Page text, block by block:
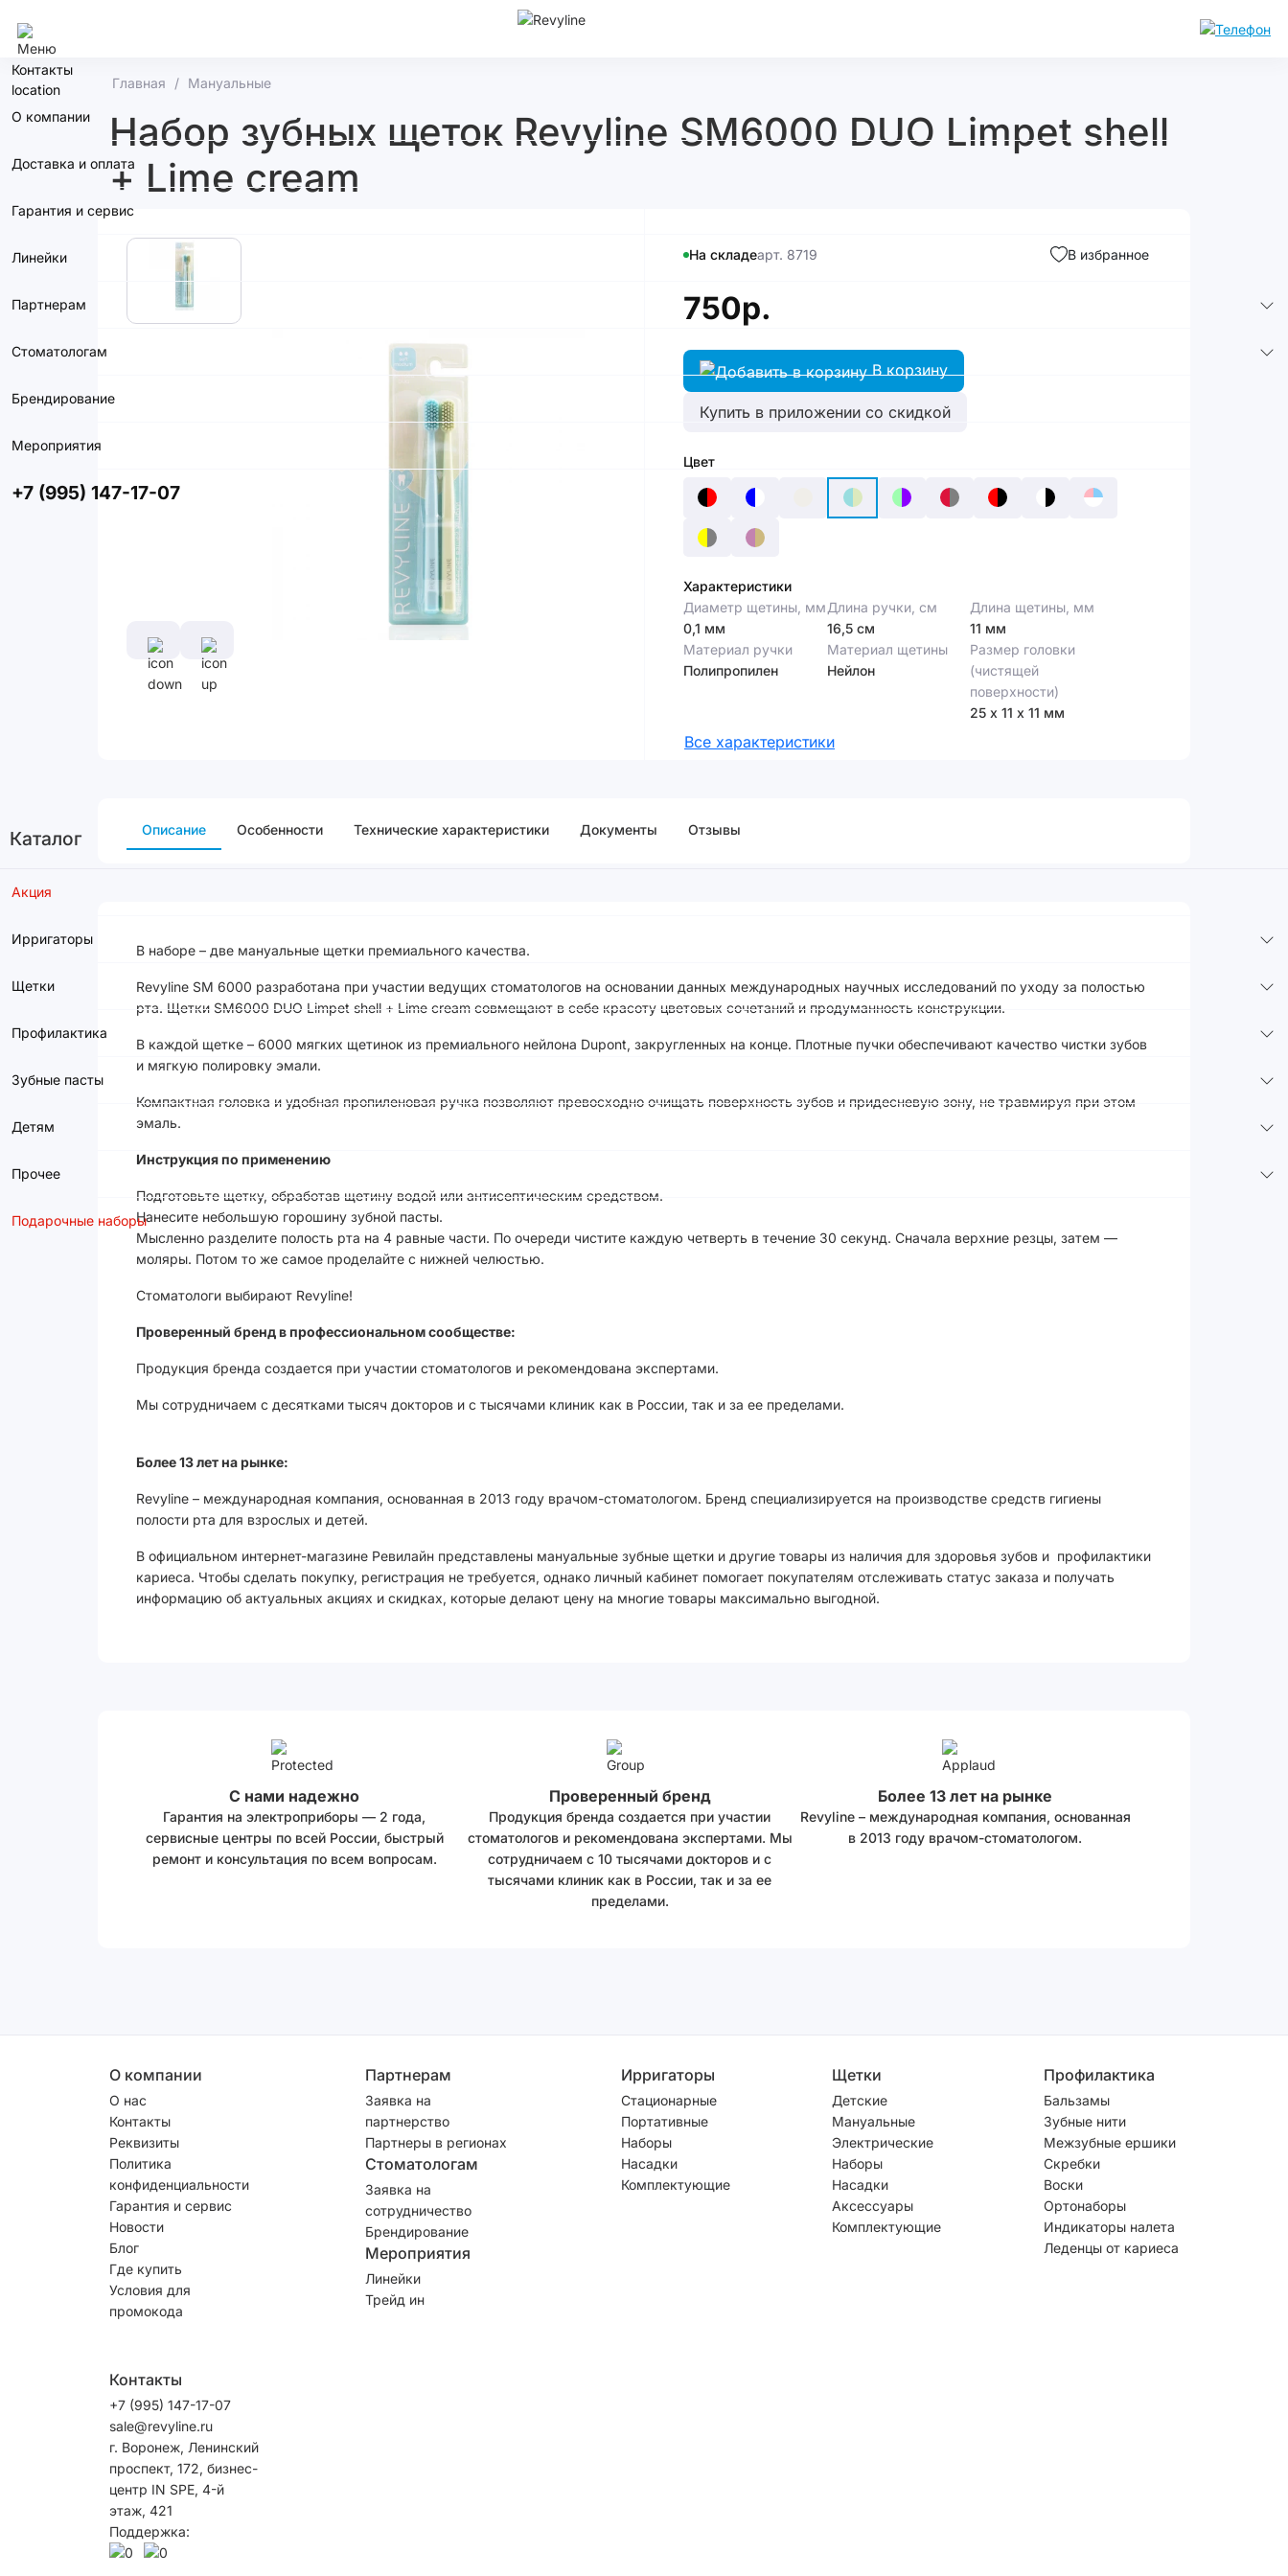
Контакты
О компании
Доставка и оплата
Гарантия и сервис
Линейки
Партнерам
Стоматологам
Брендирование
Мероприятия
+7 (995) 147-17-07
Каталог
Акция
Ирригаторы
Щетки
Профилактика
Зубные пасты
Детям
Прочее
Подарочные наборы
Главная Мануальные
Набор зубных щеток Revyline SM6000 DUO Limpet shell
+ Lime cream
На складеарт. 8719 В избранное
750р.
В корзину
Купить в приложении со скидкой
Цвет
Характеристики
Диаметр щетины, мм
0,1 мм
Длина ручки, см
16,5 см
Длина щетины, мм
11 мм
Материал ручки
Полипропилен
Материал щетины
Нейлон
Размер головки
(чистящей
поверхности)
25 х 11 х 11 мм
Все характеристики
Описание Особенности Технические характеристики Документы Отзывы
В наборе – две мануальные щетки премиального качества.
Revyline SM 6000 разработана при участии ведущих стоматологов на основании данных международных научных исследований по уходу за полостью
рта. Щетки SM6000 DUO Limpet shell + Lime cream совмещают в себе красоту цветовых сочетаний и продуманность конструкции.
В каждой щетке – 6000 мягких щетинок из премиального нейлона Dupont, закругленных на конце. Плотные пучки обеспечивают качество чистки зубов
и мягкую полировку эмали.
Компактная головка и удобная пропиленовая ручка позволяют превосходно очищать поверхность зубов и придесневую зону, не травмируя при этом
эмаль.
Инструкция по применению
Подготовьте щетку, обработав щетину водой или антисептическим средством.
Нанесите небольшую горошину зубной пасты.
Мысленно разделите полость рта на 4 равные части. По очереди чистите каждую четверть в течение 30 секунд. Сначала верхние резцы, затем —
моляры. Потом то же самое проделайте с нижней челюстью.
Стоматологи выбирают Revyline!
Проверенный бренд в профессиональном сообществе:
Продукция бренда создается при участии стоматологов и рекомендована экспертами.
Мы сотрудничаем с десятками тысяч докторов и с тысячами клиник как в России, так и за ее пределами.
Более 13 лет на рынке:
Revyline – международная компания, основанная в 2013 году врачом-стоматологом. Бренд специализируется на производстве средств гигиены
полости рта для взрослых и детей.
В официальном интернет-магазине Ревилайн представлены мануальные зубные щетки и другие товары из наличия для здоровья зубов и профилактики
кариеса. Чтобы сделать покупку, регистрация не требуется, однако личный кабинет помогает покупателям отслеживать статус заказа и получать
информацию об актуальных акциях и скидках, которые делают цену на многие товары максимально выгодной.
С нами надежно
Гарантия на электроприборы — 2 года,
сервисные центры по всей России, быстрый
ремонт и консультация по всем вопросам.
Проверенный бренд
Продукция бренда создается при участии
стоматологов и рекомендована экспертами. Мы
сотрудничаем с 10 тысячами докторов и с
тысячами клиник как в России, так и за ее
пределами.
Более 13 лет на рынке
Revyline – международная компания, основанная
в 2013 году врачом-стоматологом.
О компании
О нас
Контакты
Реквизиты
Политика
конфиденциальности
Гарантия и сервис
Новости
Блог
Где купить
Условия для
промокода
Партнерам
Заявка на
партнерство
Партнеры в регионах
Стоматологам
Заявка на
сотрудничество
Брендирование
Мероприятия
Линейки
Трейд ин
Ирригаторы
Стационарные
Портативные
Наборы
Насадки
Комплектующие
Щетки
Детские
Мануальные
Электрические
Наборы
Насадки
Аксессуары
Комплектующие
Профилактика
Бальзамы
Зубные нити
Межзубные ершики
Скребки
Воски
Ортонаборы
Индикаторы налета
Леденцы от кариеса
Контакты
+7 (995) 147-17-07
sale@revyline.ru
г. Воронеж, Ленинский
проспект, 172, бизнес-
центр IN SPE, 4-й
этаж, 421
Поддержка: